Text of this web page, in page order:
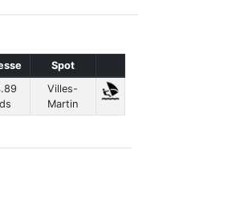
Spot
Villes-
Martin